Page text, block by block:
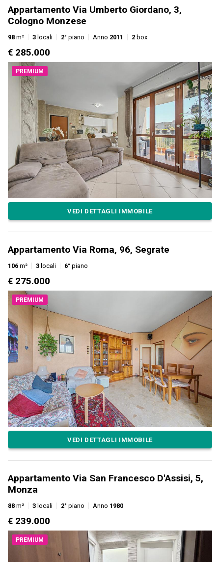
Appartamento Via Umberto Giordano, 3,
Cologno Monzese
98 m² 3 locali 2° piano Anno 2011 2 box
€ 285.000
PREMIUM
VEDI DETTAGLI IMMOBILE
Appartamento Via Roma, 96, Segrate
106 m² 3 locali 6° piano
€ 275.000
PREMIUM
VEDI DETTAGLI IMMOBILE
Appartamento Via San Francesco D'Assisi, 5,
Monza
88 m² 3 locali 2° piano Anno 1980
€ 239.000
PREMIUM